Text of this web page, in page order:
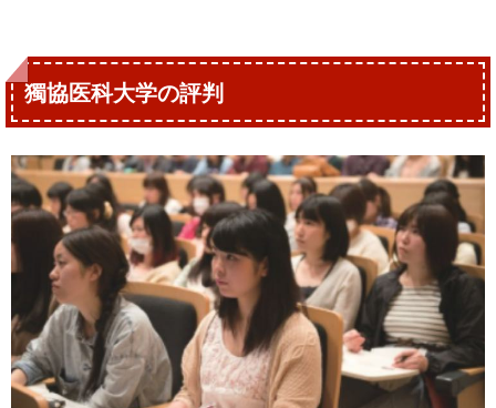
獨協医科大学の評判